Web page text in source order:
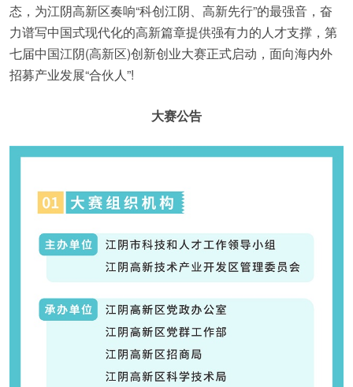
态，为江阴高新区奏响“科创江阴、高新先行”的最强音，奋
力谱写中国式现代化的高新篇章提供强有力的人才支撑，第
七届中国江阴(高新区)创新创业大赛正式启动，面向海内外
招募产业发展“合伙人”!
大赛公告